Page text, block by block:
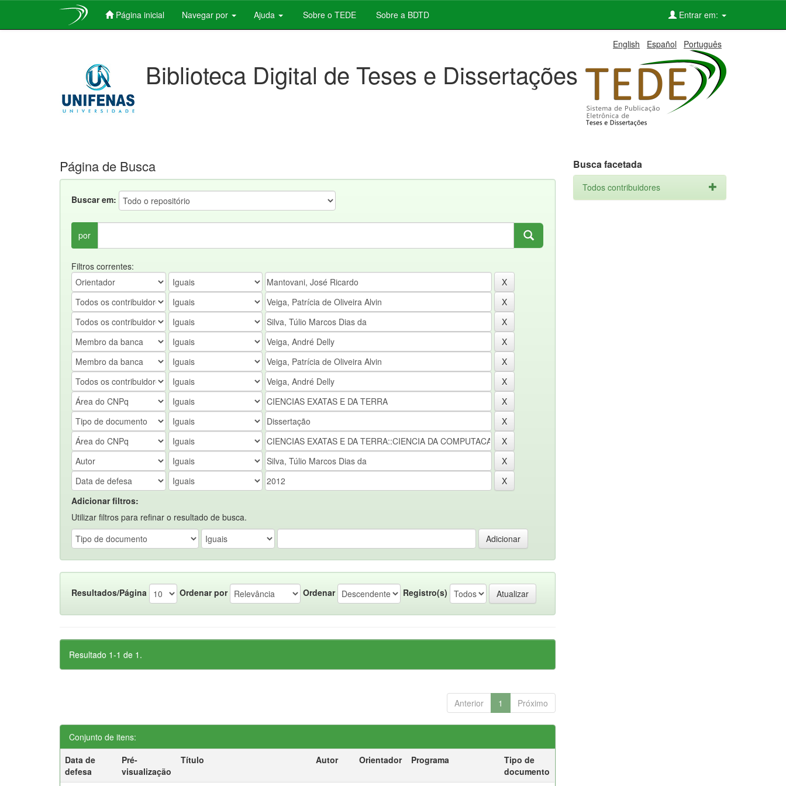
Página inicial Navegar por Ajuda Sobre o TEDE Sobre a BDTD Entrar em:
English Español Português
Biblioteca Digital de Teses e Dissertações
Página de Busca
Buscar em:
por
Filtros correntes:
Adicionar filtros:
Utilizar filtros para refinar o resultado de busca.
Resultados/Página Ordenar por Ordenar Registro(s)
Resultado 1-1 de 1.
Anterior 1 Próximo
Conjunto de itens:
Data de
defesa
Pré-
visualização
Título Autor Orientador Programa
Tipo de
documento
Busca facetada
Todos contribuidores